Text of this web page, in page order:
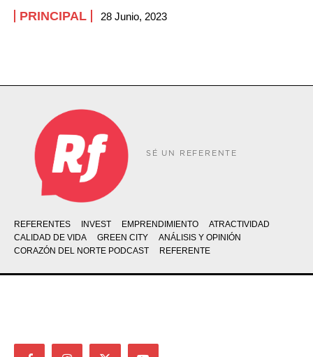
PRINCIPAL 28 Junio, 2023
SÉ UN REFERENTE
REFERENTES INVEST EMPRENDIMIENTO
ATRACTIVIDAD
CALIDAD DE VIDA
GREEN CITY
ANÁLISIS Y OPINIÓN
CORAZÓN DEL NORTE PODCAST
REFERENTE